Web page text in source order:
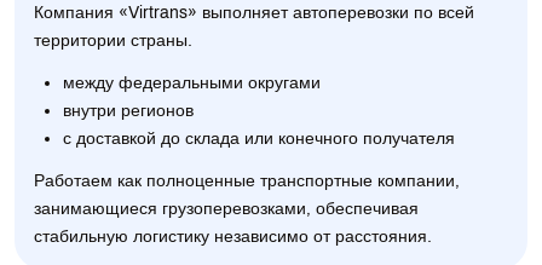
Компания «Virtrans» выполняет автоперевозки по всей
территории страны.
между федеральными округами
внутри регионов
с доставкой до склада или конечного получателя
Работаем как полноценные транспортные компании,
занимающиеся грузоперевозками, обеспечивая
стабильную логистику независимо от расстояния.